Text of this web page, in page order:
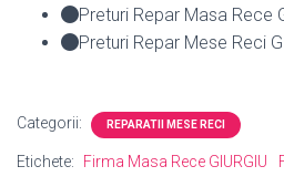
Preturi Repar Masa Rece
Preturi Repar Mese Reci
Categorii: REPARATII MESE RECI
Etichete: Firma Masa Rece GIURGIU